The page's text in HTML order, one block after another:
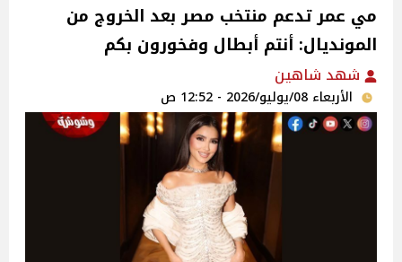
مي عمر تدعم منتخب مصر بعد الخروج من
المونديال: أنتم أبطال وفخورون بكم
شهد شاهين
الأربعاء 08/يوليو/2026 - 12:52 ص